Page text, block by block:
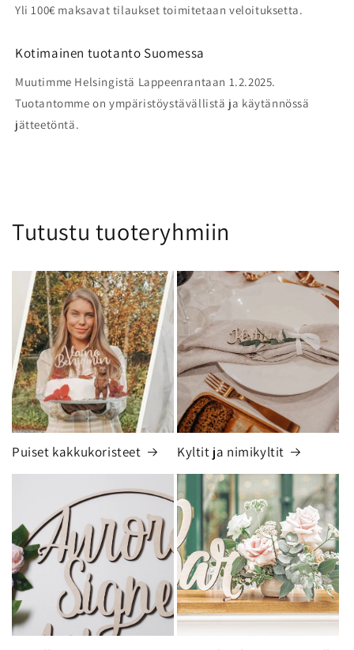
Yli 100€ maksavat tilaukset toimitetaan veloituksetta.
Kotimainen tuotanto Suomessa
Muutimme Helsingistä Lappeenrantaan 1.2.2025.
Tuotantomme on ympäristöystävällistä ja käytännössä
jätteetöntä.
Tutustu tuoteryhmiin
Puiset kakkukoristeet Kyltit ja nimikyltit